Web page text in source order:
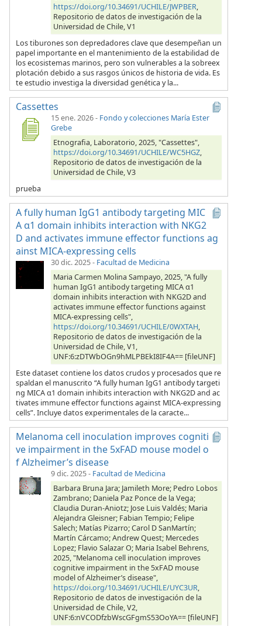
https://doi.org/10.34691/UCHILE/JWPBER,
Repositorio de datos de investigación de la
Universidad de Chile, V1
Los tiburones son depredadores clave que desempeñan un
papel importante en el mantenimiento de la estabilidad de
los ecosistemas marinos, pero son vulnerables a la sobreex
plotación debido a sus rasgos únicos de historia de vida. Es
te estudio investiga la diversidad genética y la...
Cassettes
15 ene. 2026- Fondo y colecciones María Ester
Grebe
Etnografia, Laboratorio, 2025, "Cassettes",
https://doi.org/10.34691/UCHILE/WC5HGZ,
Repositorio de datos de investigación de la
Universidad de Chile, V3
prueba
A fully human IgG1 antibody targeting MIC
A α1 domain inhibits interaction with NKG2
D and activates immune effector functions ag
ainst MICA-expressing cells
30 dic. 2025- Facultad de Medicina
Maria Carmen Molina Sampayo, 2025, "A fully
human IgG1 antibody targeting MICA α1
domain inhibits interaction with NKG2D and
activates immune effector functions against
MICA-expressing cells",
https://doi.org/10.34691/UCHILE/0WXTAH,
Repositorio de datos de investigación de la
Universidad de Chile, V1,
UNF:6:zDTWbOGn9hMLPBEkI8IF4A== [fileUNF]
Este dataset contiene los datos crudos y procesados que re
spaldan el manuscrito “A fully human IgG1 antibody targeti
ng MICA α1 domain inhibits interaction with NKG2D and ac
tivates immune effector functions against MICA-expressing
cells”. Incluye datos experimentales de la caracte...
Melanoma cell inoculation improves cogniti
ve impairment in the 5xFAD mouse model o
f Alzheimer’s disease
9 dic. 2025- Facultad de Medicina
Barbara Bruna Jara; Jamileth More; Pedro Lobos
Zambrano; Daniela Paz Ponce de la Vega;
Claudia Duran-Aniotz; Jose Luis Valdés; Maria
Alejandra Gleisner; Fabian Tempio; Felipe
Salech; Matías Pizarro; Carol D SanMartín;
Martín Cárcamo; Andrew Quest; Mercedes
Lopez; Flavio Salazar O; Maria Isabel Behrens,
2025, "Melanoma cell inoculation improves
cognitive impairment in the 5xFAD mouse
model of Alzheimer’s disease",
https://doi.org/10.34691/UCHILE/UYC3UR,
Repositorio de datos de investigación de la
Universidad de Chile, V2,
UNF:6:nVCODfzbWscGFgmS53OoYA== [fileUNF]